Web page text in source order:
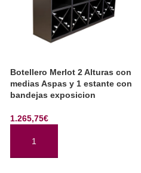
Botellero Merlot 2 Alturas con
medias Aspas y 1 estante con
bandejas exposicion
1.265,75€
AÑADIR AL CARRITO